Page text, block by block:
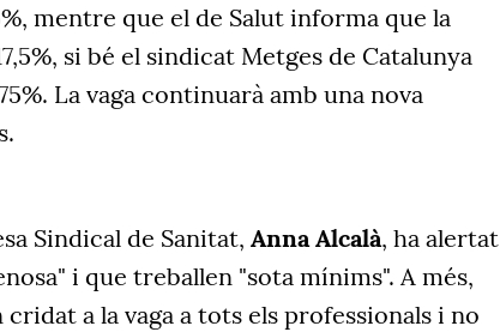
mentre que el de Salut informa que la
si bé el sindicat Metges de Catalunya
La vaga continuarà amb una nova
Sindical de Sanitat, Anna Alcalà, ha alertat
i que treballen "sota mínims". A més,
a la vaga a tots els professionals i no